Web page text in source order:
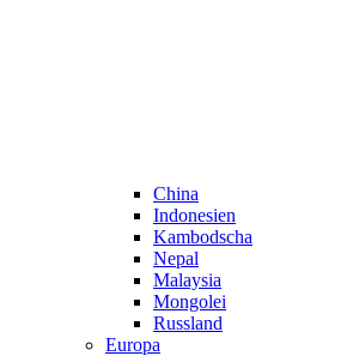
China
Indonesien
Kambodscha
Nepal
Malaysia
Mongolei
Russland
Europa